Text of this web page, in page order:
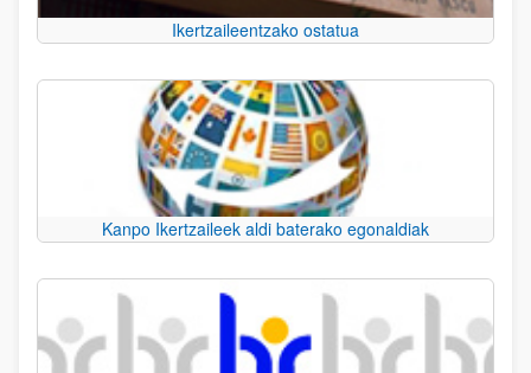
Ikertzaileentzako ostatua
Kanpo Ikertzaileek aldi baterako egonaldiak